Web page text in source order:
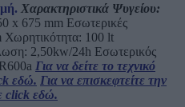
Χαρακτηριστικά Ψυγείου:
x 675 mm Εσωτερικές
Χωρητικότητα: 100 lt
2,50kw/24h Εσωτερικός
Για να δείτε το τεχνικό
εδώ. Για να επισκεφτείτε την
click εδώ.